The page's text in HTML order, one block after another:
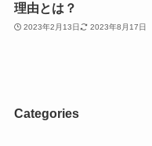
理由とは？
2023年2月13日 2023年8月17日
Categories